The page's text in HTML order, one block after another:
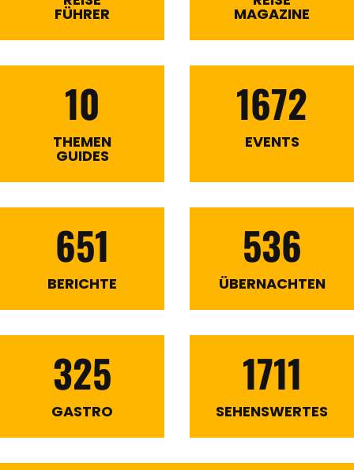
FÜHRER MAGAZINE
10
THEMEN
GUIDES
1672
EVENTS
651
BERICHTE
536
ÜBERNACHTEN
325
GASTRO
1711
SEHENSWERTES